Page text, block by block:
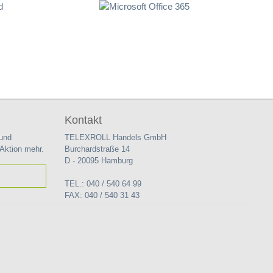
mehr.
Kontakt
TELEXROLL Handels GmbH
Burchardstraße 14
D - 20095 Hamburg
TEL.: 040 / 540 64 99
FAX: 040 / 540 31 43